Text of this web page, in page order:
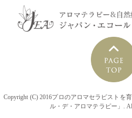
Copyright (C) 2016プロのアロマセラピストを
ル・デ・アロマテラピー」.